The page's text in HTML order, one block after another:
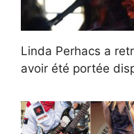
Linda Perhacs a
avoir été portée